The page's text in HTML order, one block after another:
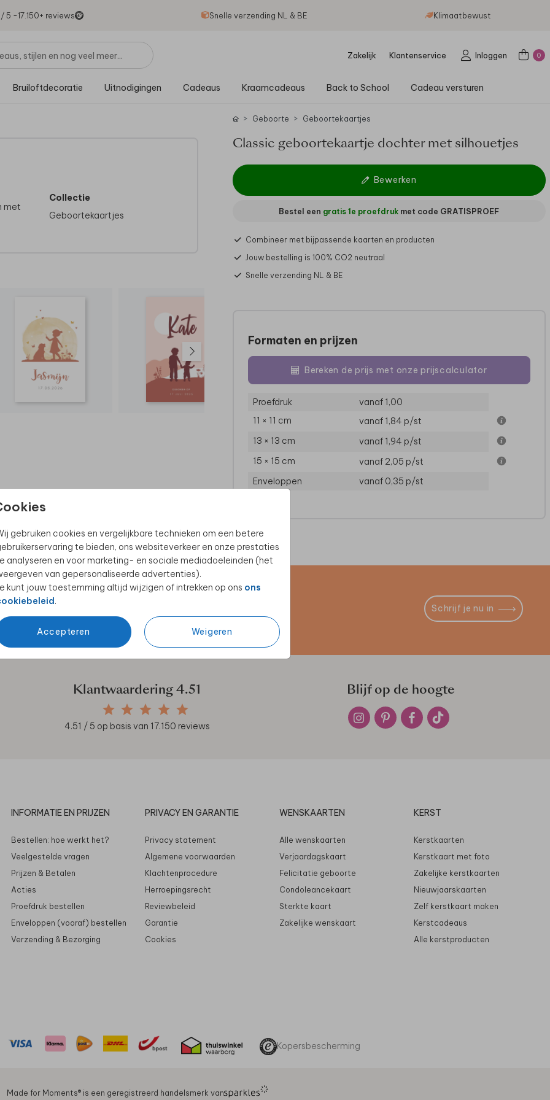
/ 5 -17.150+ reviews Snelle verzending NL & BE Klimaatbewust
Zakelijk Klantenservice Inloggen 0
Bruiloftdecoratie Uitnodigingen Cadeaus Kraamcadeaus Back to School Cadeau versturen
gebruiken cookies en vergelijkbare technieken om een betere
te bieden, ons websiteverkeer en onze prestaties
analyseren en voor marketing- en sociale mediadoeleinden (het
van gepersonaliseerde advertenties).
kunt jouw toestemming altijd wijzigen of intrekken op ons ons
.
Accepteren Weigeren
met
Collectie
Geboortekaartjes
Geboorte Geboortekaartjes
Classic geboortekaartje dochter met silhouetjes
Bewerken
Bestel een gratis 1e proefdruk met code GRATISPROEF
Combineer met bijpassende kaarten en producten
Jouw bestelling is 100% CO2 neutraal
Snelle verzending NL & BE
Formaten en prijzen
Bereken de prijs met onze prijscalculator
Proefdruk
vanaf 1,00
11 × 11 cm
vanaf 1,84 p/st
13 × 13 cm
vanaf 1,94 p/st
15 × 15 cm
vanaf 2,05 p/st
Enveloppen
vanaf 0,35 p/st
samenwerkingen!
Schrijf je nu in
Klantwaardering4.51
4.51 / 5 op basis van 17.150 reviews
Blijf op de hoogte
INFORMATIE EN PRIJZEN
Bestellen: hoe werkt het?
Veelgestelde vragen
Prijzen & Betalen
Acties
Proefdruk bestellen
Enveloppen (vooraf) bestellen
Verzending & Bezorging
PRIVACY EN GARANTIE
Privacy statement
Algemene voorwaarden
Klachtenprocedure
Herroepingsrecht
Reviewbeleid
Garantie
Cookies
WENSKAARTEN
Alle wenskaarten
Verjaardagskaart
Felicitatie geboorte
Condoleancekaart
Sterkte kaart
Zakelijke wenskaart
KERST
Kerstkaarten
Kerstkaart met foto
Zakelijke kerstkaarten
Nieuwjaarskaarten
Zelf kerstkaart maken
Kerstcadeaus
Alle kerstproducten
Kopersbescherming
Made for Moments®️ is een geregistreerd handelsmerk van